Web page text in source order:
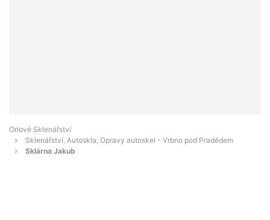
Orlové Sklenářství
Sklenářství, Autoskla, Opravy autoskel - Vrbno pod Pradědem
Sklárna Jakub